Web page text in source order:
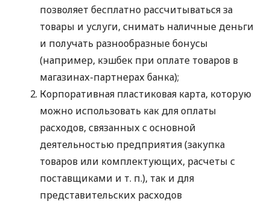
позволяет бесплатно рассчитываться за
товары и услуги, снимать наличные деньги
и получать разнообразные бонусы
(например, кэшбек при оплате товаров в
магазинах-партнерах банка);
Корпоративная пластиковая карта, которую
можно использовать как для оплаты
расходов, связанных с основной
деятельностью предприятия (закупка
товаров или комплектующих, расчеты с
поставщиками и т. п.), так и для
представительских расходов